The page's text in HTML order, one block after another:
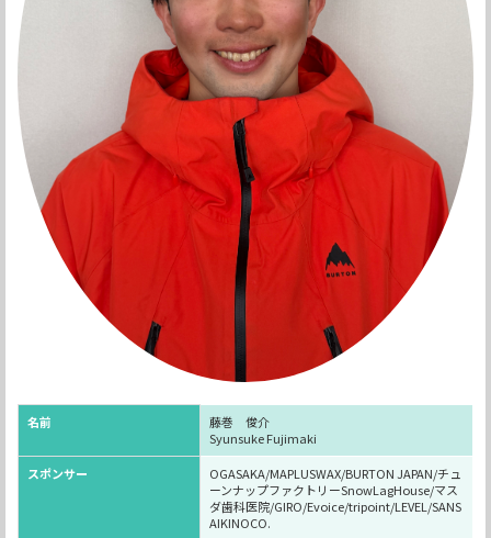
名前
藤巻 俊介
Syunsuke Fujimaki
スポンサー
OGASAKA/MAPLUSWAX/BURTON JAPAN/チュ
ーンナップファクトリーSnowLagHouse/マス
ダ歯科医院/GIRO/Evoice/tripoint/LEVEL/SANS
AIKINOCO.